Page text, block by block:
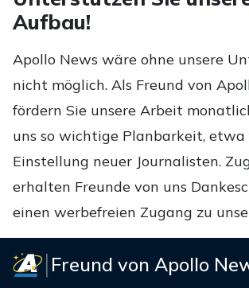
Aufbau!
Apollo News wäre ohne unsere
nicht möglich. Als Freund von
fördern Sie unsere Arbeit
uns so wichtige Planbarkeit, etwa
Einstellung neuer Journalisten.
erhalten Freunde von uns
einen werbefreien Zugang zu
Freund von Apollo